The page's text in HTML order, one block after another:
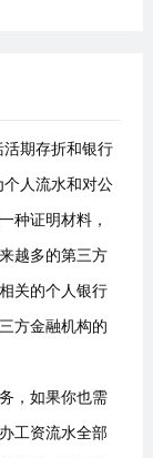
期存折和银行
人流水和对公
种证明材料，
越多的第三方
关的个人银行
方金融机构的
，如果你也需
工资流水全部